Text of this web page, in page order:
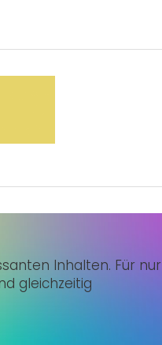
Inhalten. Für nur
gleichzeitig